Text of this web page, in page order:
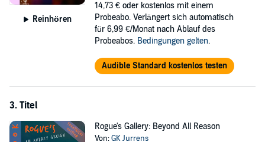
Reinhören
14,73 € oder kostenlos mit einem
Probeabo. Verlängert sich automatisch
für 6,99 €/Monat nach Ablauf des
Probeabos. Bedingungen gelten.
Audible Standard kostenlos testen
3. Titel
Rogue's Gallery: Beyond All Reason
Von:GK Jurrens